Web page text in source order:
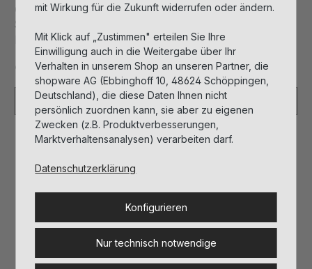
Collagen Boost
Serum
Produktnummer: 001499
Regulärer Preis:
62,10 €
In den Warenkorb
Retinol Drops
Produktnummer: 001423
Regulärer Preis:
62,10 €
In den Warenkorb
mit Wirkung für die Zukunft widerrufen oder ändern.
Mit Klick auf „Zustimmen" erteilen Sie Ihre
Einwilligung auch in die Weitergabe über Ihr
Verhalten in unserem Shop an unseren Partner, die
shopware AG (Ebbinghoff 10, 48624 Schöppingen,
Deutschland), die diese Daten Ihnen nicht
persönlich zuordnen kann, sie aber zu eigenen
Zwecken (z.B. Produktverbesserungen,
Marktverhaltensanalysen) verarbeiten darf.
Datenschutzerklärung
Konfigurieren
Nur technisch notwendige